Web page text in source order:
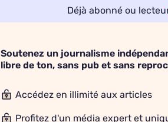
Déjà abonné ou
Soutenez un journalisme
libre de ton, sans pub et sans
Accédez en illimité aux articles
Profitez d'un média expert et